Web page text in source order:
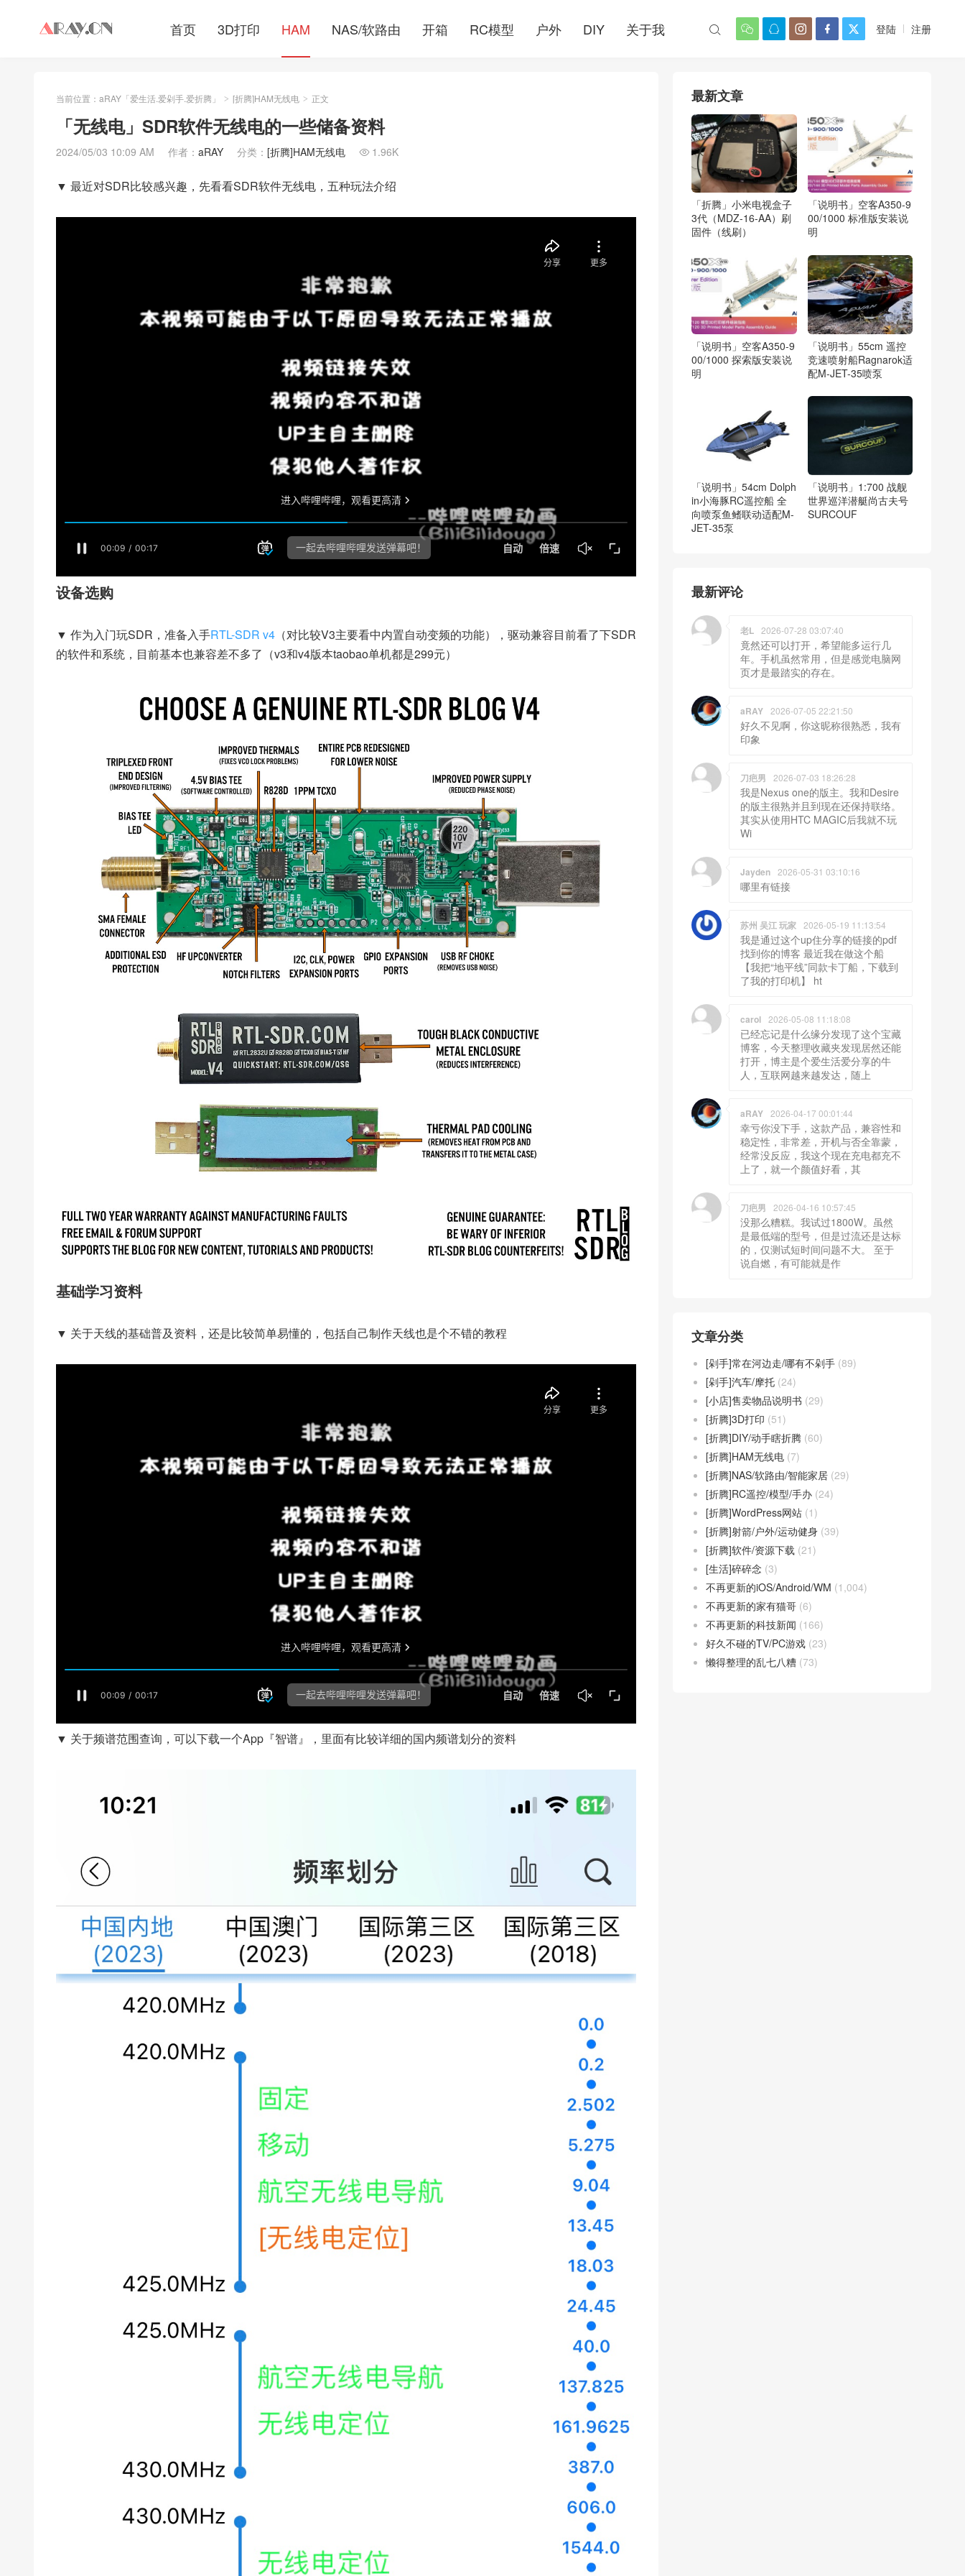
首页 3D打印 HAM NAS/软路由 开箱 RC模型 户外 DIY 关于我 登陆 注册
    

当前位置： aRAY「爱生活.爱剁手.爱折腾」 > [折腾]HAM无线电 > 正文
「无线电」SDR软件无线电的一些储备资料
2024/05/03 10:09 AM 作者： aRAY 分类： [折腾]HAM无线电  1.96K
▼ 最近对SDR比较感兴趣，先看看SDR软件无线电，五种玩法介绍
设备选购
▼ 作为入门玩SDR，准备入手RTL-SDR v4 （对比较V3主要看中内置自动变频的功能），驱动兼容目前看了下SDR
的软件和系统，目前基本也兼容差不多了（v3和v4版本taobao单机都是299元）
基础学习资料
▼ 关于天线的基础普及资料，还是比较简单易懂的，包括自己制作天线也是个不错的教程
▼ 关于频谱范围查询，可以下载一个App『智谱』，里面有比较详细的国内频谱划分的资料
最新文章
「折腾」小米电视盒子
3代（MDZ-16-AA）刷
固件（线刷）
「说明书」空客A350-9
00/1000 标准版安装说
明
「说明书」空客A350-9
00/1000 探索版安装说
明
「说明书」55cm 遥控
竞速喷射船Ragnarok适
配M-JET-35喷泵
「说明书」54cm Dolph
in小海豚RC遥控船 全
向喷泵鱼鳍联动适配M-
JET-35泵
「说明书」1:700 战舰
世界巡洋潜艇尚古夫号
SURCOUF
最新评论
老L 2026-07-28 03:07:40
竟然还可以打开，希望能多运行几
年。手机虽然常用，但是感觉电脑网
页才是最踏实的存在。
aRAY 2026-07-05 22:21:50
好久不见啊，你这昵称很熟悉，我有
印象
刀疤男 2026-07-03 18:26:28
我是Nexus one的版主。我和Desire
的版主很熟并且到现在还保持联络。
其实从使用HTC MAGIC后我就不玩
Wi
Jayden 2026-05-31 03:10:16
哪里有链接
苏州 吴江 玩家 2026-05-19 11:13:54
我是通过这个up住分享的链接的pdf
找到你的博客 最近我在做这个船
【我把“地平线”同款卡丁船，下载到
了我的打印机】 ht
carol 2026-05-08 11:18:08
已经忘记是什么缘分发现了这个宝藏
博客，今天整理收藏夹发现居然还能
打开，博主是个爱生活爱分享的牛
人，互联网越来越发达，随上
aRAY 2026-04-17 00:01:44
幸亏你没下手，这款产品，兼容性和
稳定性，非常差，开机与否全靠蒙，
经常没反应，我这个现在充电都充不
上了，就一个颜值好看，其
刀疤男 2026-04-16 10:57:45
没那么糟糕。我试过1800W。虽然
是最低端的型号，但是过流还是达标
的，仅测试短时间问题不大。 至于
说自燃，有可能就是作
文章分类
[剁手]常在河边走/哪有不剁手 (89)
[剁手]汽车/摩托 (24)
[小店]售卖物品说明书 (29)
[折腾]3D打印 (51)
[折腾]DIY/动手瞎折腾 (60)
[折腾]HAM无线电 (7)
[折腾]NAS/软路由/智能家居 (29)
[折腾]RC遥控/模型/手办 (24)
[折腾]WordPress网站 (1)
[折腾]射箭/户外/运动健身 (39)
[折腾]软件/资源下载 (21)
[生活]碎碎念 (3)
不再更新的iOS/Android/WM (1,004)
不再更新的家有猫哥 (6)
不再更新的科技新闻 (166)
好久不碰的TV/PC游戏 (23)
懒得整理的乱七八糟 (73)